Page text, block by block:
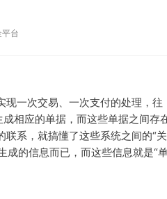
台
现一次交易、一次支付的处理，往
相应的单据，而这些单据之间存
系，就搞懂了这些系统之间的“关
成的信息而已，而这些信息就是“